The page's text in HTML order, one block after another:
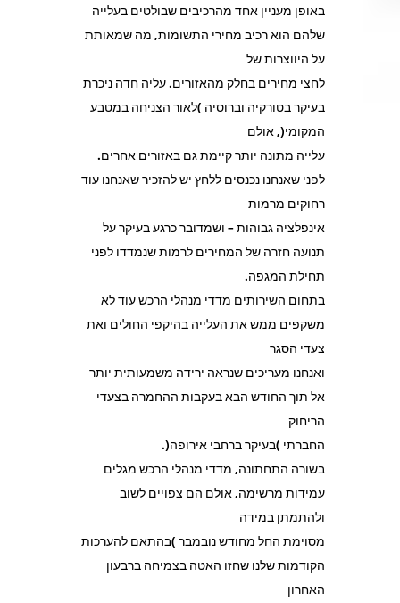
באופן מעניין אחד מהרכיבים שבולטים בעלייה
שלהם הוא רכיב מחירי התשומות, מה שמאותת
על היווצרות של
לחצי מחירים בחלק מהאזורים. עליה חדה ניכרת
בעיקר בטורקיה וברוסיה )לאור הצניחה במטבע
המקומי(, אולם
עלייה מתונה יותר קיימת גם באזורים אחרים.
לפני שאנחנו נכנסים ללחץ יש להזכיר שאנחנו עוד
רחוקים מרמות
אינפלציה גבוהות – ושמדובר כרגע בעיקר על
תנועה חזרה של המחירים לרמות שנמדדו לפני
תחילת המגפה.
בתחום השירותים מדדי מנהלי הרכש עוד לא
משקפים ממש את העלייה בהיקפי החולים ואת
צעדי הסגר
ואנחנו מעריכים שנראה ירידה משמעותית יותר
אל תוך החודש הבא בעקבות ההחמרה בצעדי
הריחוק
החברתי )בעיקר ברחבי אירופה(.
בשורה התחתונה, מדדי מנהלי הרכש מגלים
עמידות מרשימה, אולם הם צפויים לשוב
ולהתמתן במידה
מסוימת החל מחודש נובמבר )בהתאם להערכות
הקודמות שלנו שחזו האטה בצמיחה ברבעון
האחרון